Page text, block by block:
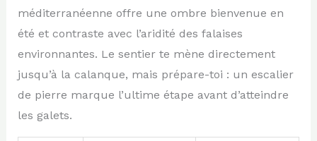
méditerranéenne offre une ombre bienvenue en
été et contraste avec l’aridité des falaises
environnantes. Le sentier te mène directement
jusqu’à la calanque, mais prépare-toi : un escalier
de pierre marque l’ultime étape avant d’atteindre
les galets.